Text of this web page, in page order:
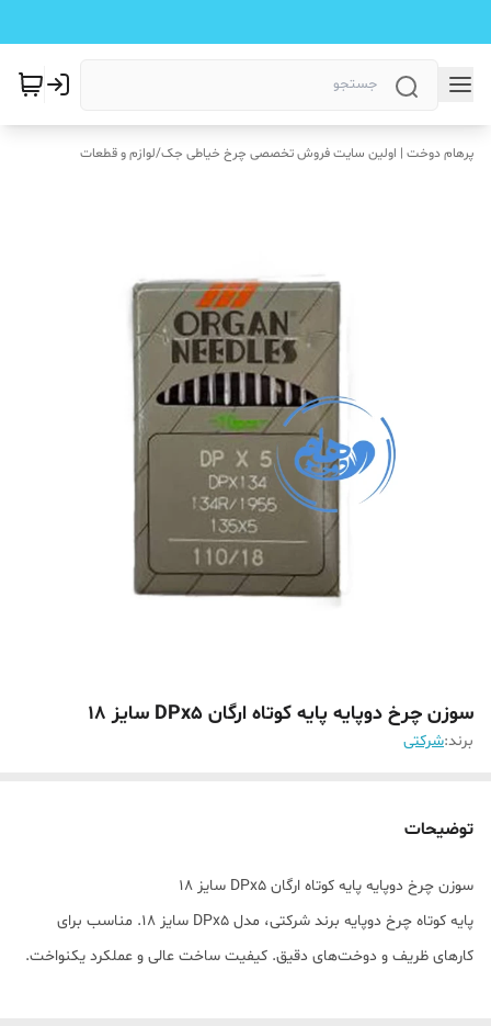
پرهام دوخت | اولین سایت فروش تخصصی چرخ خیاطی جک/لوازم و قطعات
سوزن چرخ دوپایه پایه کوتاه ارگان DPx5 سایز ۱۸
برند:شرکتی
توضیحات
سوزن چرخ دوپایه پایه کوتاه ارگان DPx5 سایز 18
پایه کوتاه چرخ دوپایه برند شرکتی، مدل DPx5 سایز 18. مناسب برای
کارهای ظریف و دوخت‌های دقیق. کیفیت ساخت عالی و عملکرد یکنواخت.